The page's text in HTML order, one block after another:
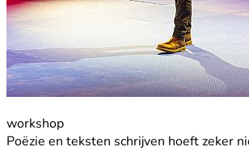
workshop
Poëzie en teksten schrijven hoeft zeker